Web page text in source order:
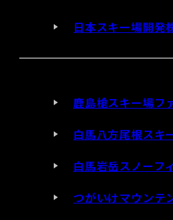
日本スキー場開発
鹿島槍スキー場フ
白馬八方尾根スキ
白馬岩岳スノーフ
つがいけマウンテ